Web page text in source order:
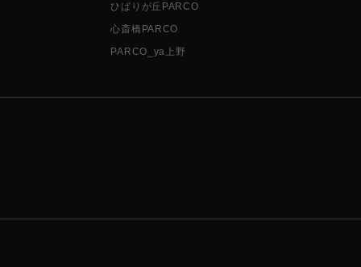
ひばりが丘PARCO
心斎橋PARCO
PARCO_ya上野